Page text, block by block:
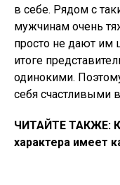
в себе. Рядом с
мужчинам очень
просто не дают им
итоге
одинокими.
себя счастливыми
ЧИТАЙТЕ ТАКЖЕ:
характера имеет